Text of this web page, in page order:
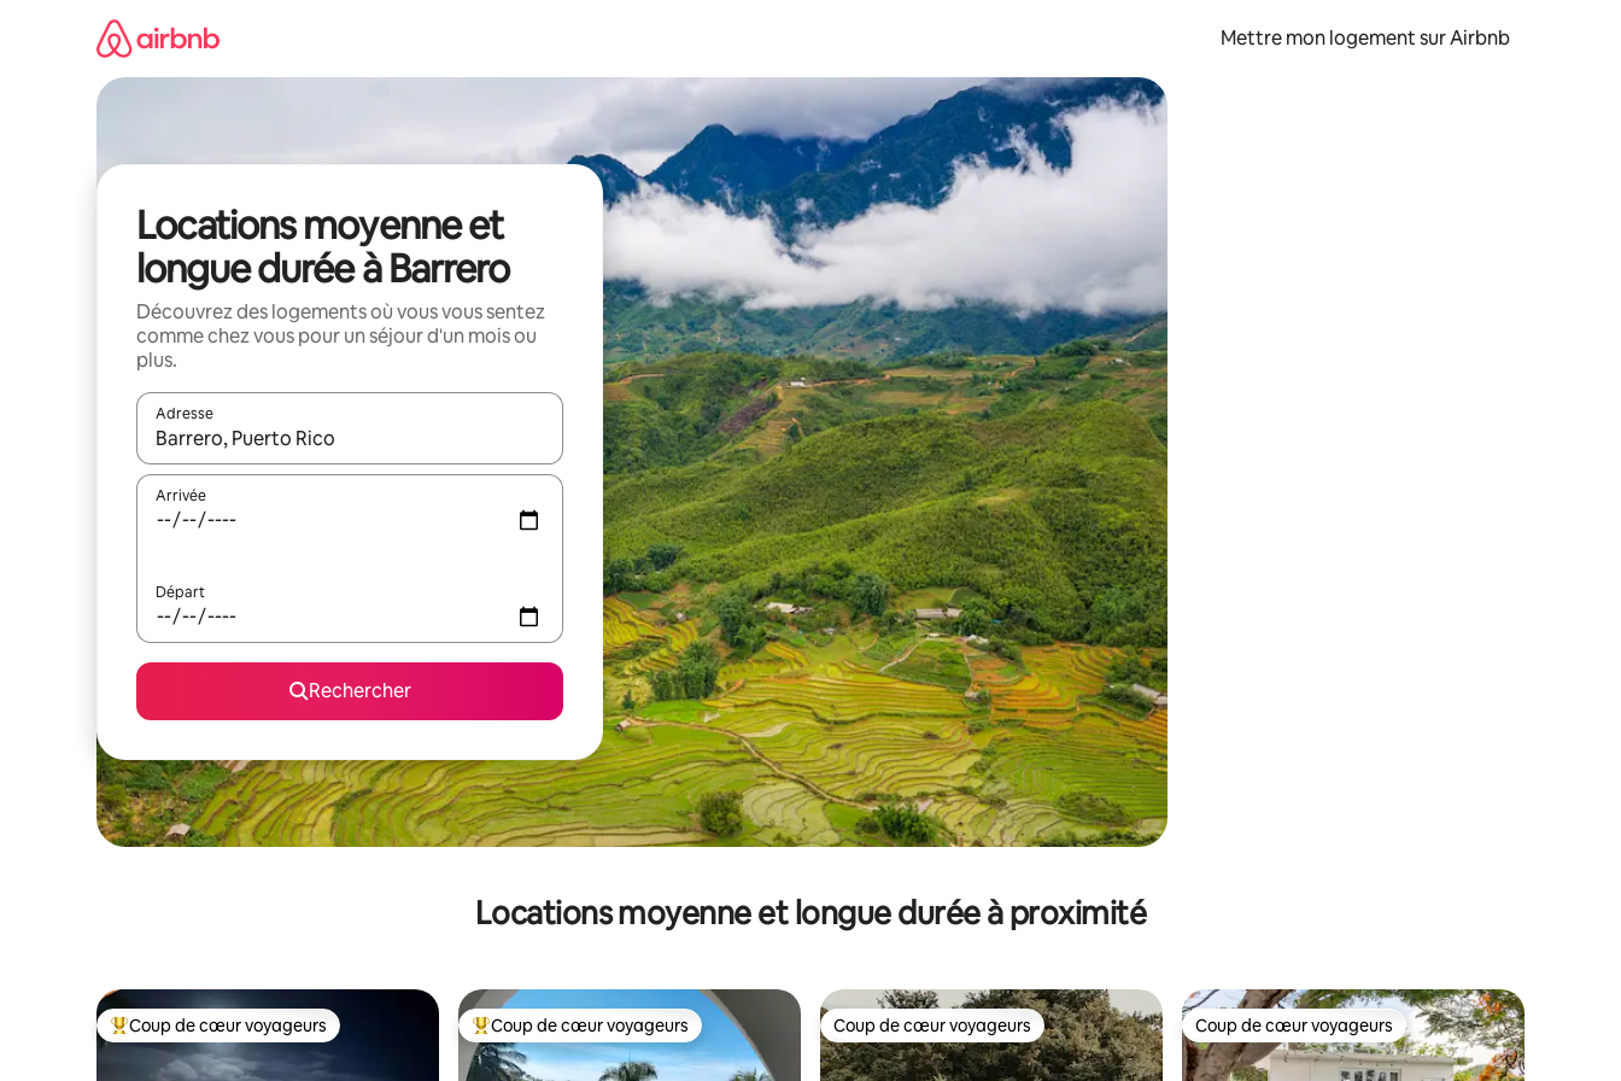
Mettre mon logement sur Airbnb
Locations moyenne et
longue durée à Barrero
Découvrez des logements où vous vous sentez
comme chez vous pour un séjour d'un mois ou
plus.
Adresse
Lorsque les résultats s'affichent, utilisez les flèches vers le haut et vers le bas pour les parcourir ou en appuyant et en faisant glisser.
Arrivée
Départ
Rechercher
Locations moyenne et longue durée à proximité
Coups de cœur voyageurs les plus appréciés
Coup de cœur voyageurs Coups de cœur voyageurs les plus appréciés
Coup de cœur voyageurs Coup de cœur voyageurs
Coup de cœur voyageurs Coup de cœur voyageurs
Coup de cœur voyageurs